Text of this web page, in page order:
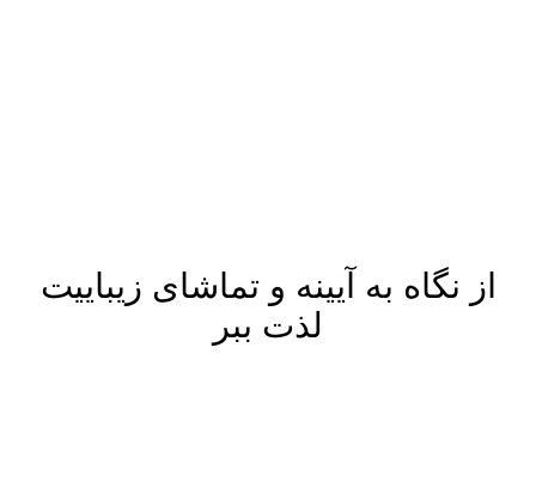
از نگاه به آیینه و تماشای زیباییت
لذت ببر